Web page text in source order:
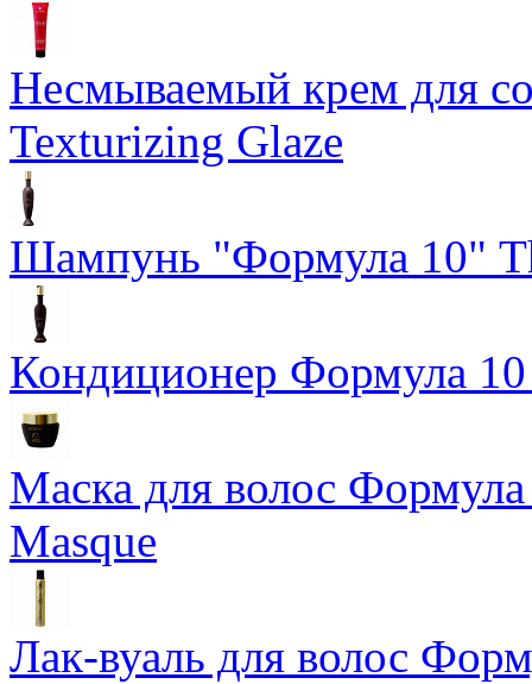
Несмываемый крем для
Texturizing Glaze
Шампунь "Формула 10"
Кондиционер Формула
Маска для волос
Masque
Лак-вуаль для волос